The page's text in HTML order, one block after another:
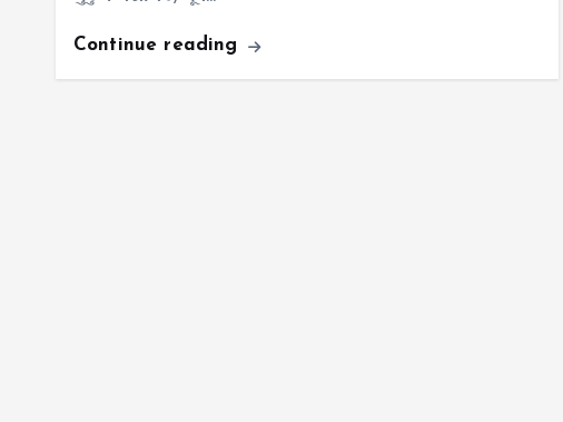
Continue reading